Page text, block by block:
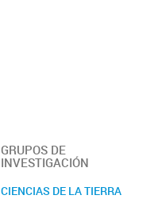
GRUPOS DE
INVESTIGACIÓN
CIENCIAS DE LA TIERRA